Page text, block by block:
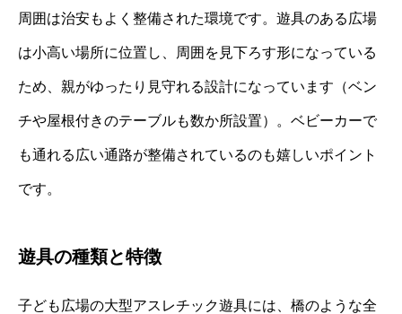
周囲は治安もよく整備された環境です。遊具のある広場
は小高い場所に位置し、周囲を見下ろす形になっている
ため、親がゆったり見守れる設計になっています（ベン
チや屋根付きのテーブルも数か所設置）。ベビーカーで
も通れる広い通路が整備されているのも嬉しいポイント
です。
遊具の種類と特徴
子ども広場の大型アスレチック遊具には、橋のような全